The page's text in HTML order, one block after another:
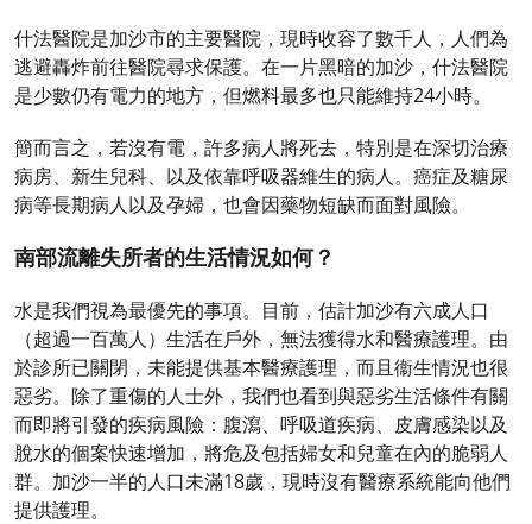
什法醫院是加沙市的主要醫院，現時收容了數千人，人們為
逃避轟炸前往醫院尋求保護。在一片黑暗的加沙，什法醫院
是少數仍有電力的地方，但燃料最多也只能維持24小時。
簡而言之，若沒有電，許多病人將死去，特別是在深切治療
病房、新生兒科、以及依靠呼吸器維生的病人。癌症及糖尿
病等長期病人以及孕婦，也會因藥物短缺而面對風險。
南部流離失所者的生活情況如何？
水是我們視為最優先的事項。目前，估計加沙有六成人口
（超過一百萬人）生活在戶外，無法獲得水和醫療護理。由
於診所已關閉，未能提供基本醫療護理，而且衞生情況也很
惡劣。除了重傷的人士外，我們也看到與惡劣生活條件有關
而即將引發的疾病風險：腹瀉、呼吸道疾病、皮膚感染以及
脫水的個案快速增加，將危及包括婦女和兒童在內的脆弱人
群。加沙一半的人口未滿18歲，現時沒有醫療系統能向他們
提供護理。